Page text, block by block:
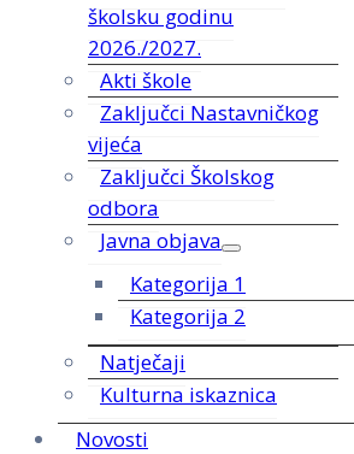
školsku godinu
2026./2027.
Akti škole
Zaključci Nastavničkog
vijeća
Zaključci Školskog
odbora
Javna objava
Kategorija 1
Kategorija 2
Natječaji
Kulturna iskaznica
Novosti